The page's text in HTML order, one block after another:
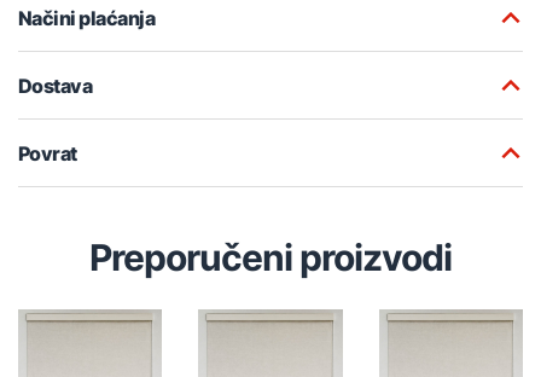
Načini plaćanja
Dostava
Povrat
Preporučeni proizvodi